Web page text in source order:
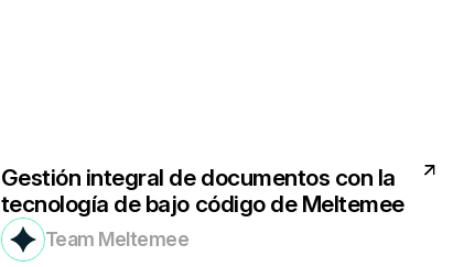
Gestión integral de documentos con la
tecnología de bajo código de Meltemee
Team Meltemee